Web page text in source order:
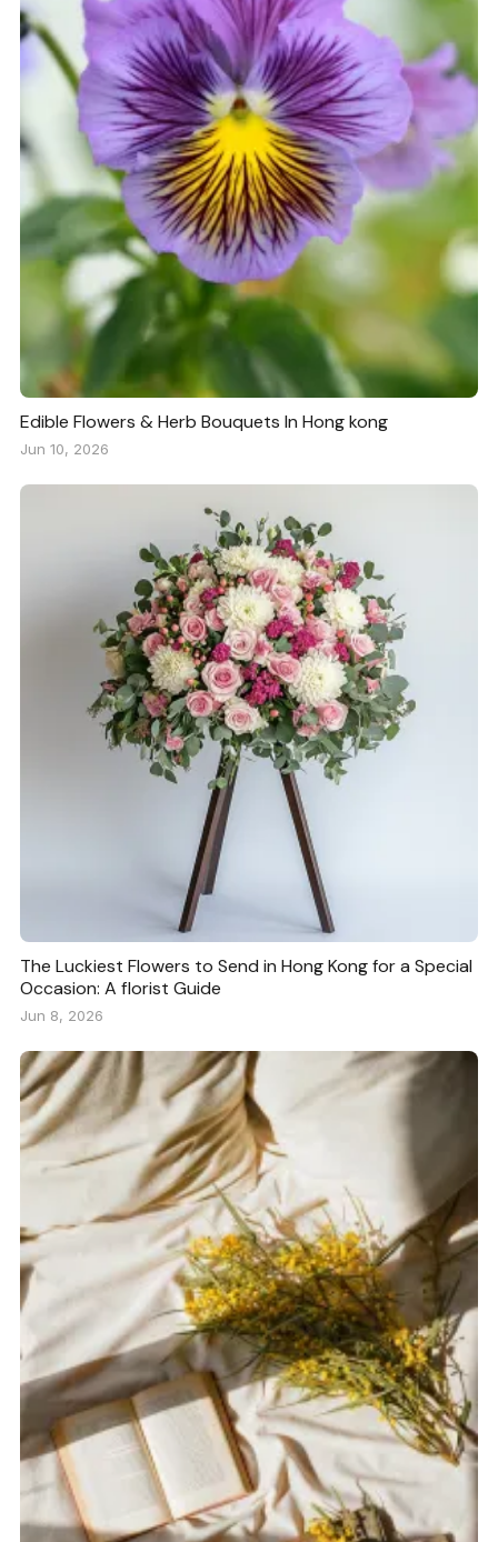
Edible Flowers & Herb Bouquets In Hong kong
Jun 10, 2026
The Luckiest Flowers to Send in Hong Kong for a Special
Occasion: A florist Guide
Jun 8, 2026